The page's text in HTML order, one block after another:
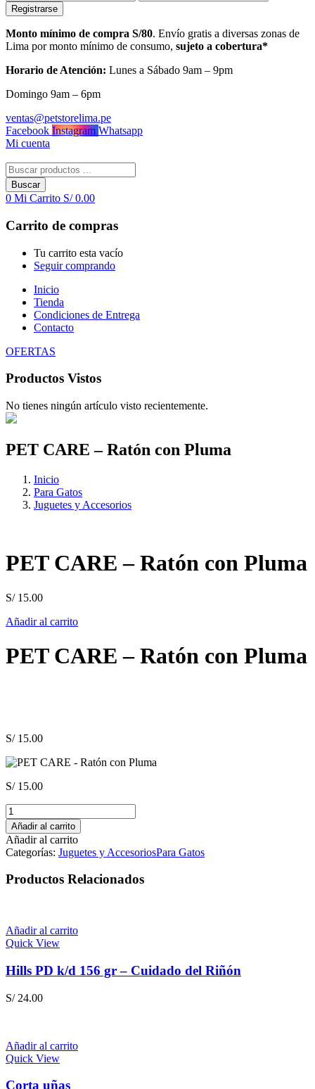
Monto mínimo de compra S/80. Envío gratis a diversas zonas de
Lima por monto mínimo de consumo, sujeto a cobertura*
Horario de Atención: Lunes a Sábado 9am – 9pm
Domingo 9am – 6pm
ventas@petstorelima.pe
Facebook Instagram Whatsapp
Mi cuenta
Buscar
0 Mi Carrito S/0.00
Carrito de compras
Tu carrito esta vacío
Seguir comprando
Inicio
Tienda
Condiciones de Entrega
Contacto
OFERTAS
Productos Vistos
No tienes ningún artículo visto recientemente.
PET CARE – Ratón con Pluma
Inicio
Para Gatos
Juguetes y Accesorios
PET CARE – Ratón con Pluma
S/15.00
Añadir al carrito
PET CARE – Ratón con Pluma
S/15.00
S/15.00
PET
CARE
-
Ratón
con
Pluma
cantidad
Añadir al carrito
Añadir al carrito
Categorías: Juguetes y AccesoriosPara Gatos
Productos Relacionados
Añadir al carrito
Quick View
Hills PD k/d 156 gr – Cuidado del Riñón
S/24.00
Añadir al carrito
Quick View
Corta uñas